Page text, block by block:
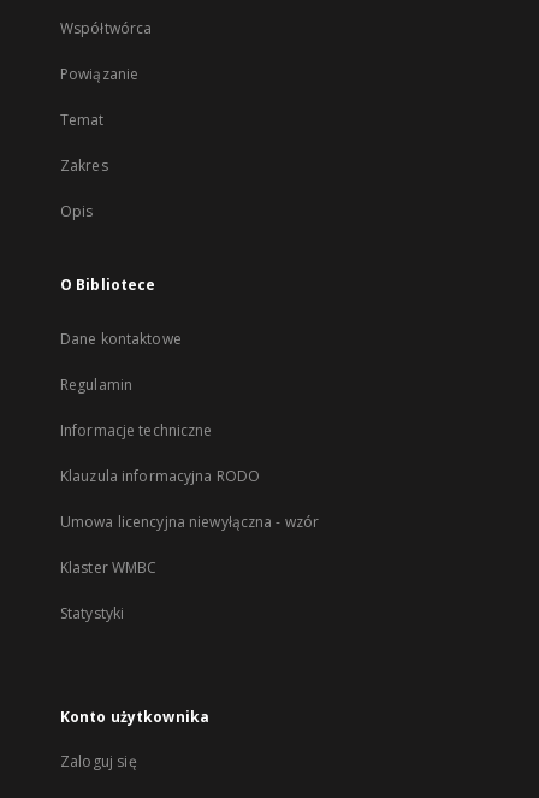
Współtwórca
Powiązanie
Temat
Zakres
Opis
O Bibliotece
Dane kontaktowe
Regulamin
Informacje techniczne
Klauzula informacyjna RODO
Umowa licencyjna niewyłączna - wzór
Klaster WMBC
Statystyki
Konto użytkownika
Zaloguj się